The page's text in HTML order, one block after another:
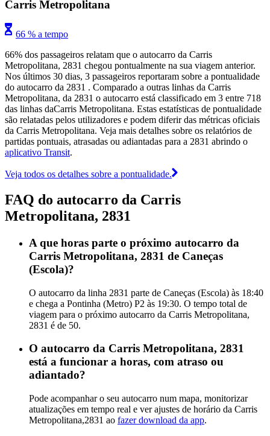
Carris Metropolitana
66 % a tempo
66% dos passageiros relatam que o autocarro da Carris
Metropolitana, 2831 chegou pontualmente na sua viagem anterior.
Nos últimos 30 dias, 3 passageiros reportaram sobre a pontualidade
do autocarro da 2831 . Comparado a outras linhas da Carris
Metropolitana, da 2831 o autocarro está classificado em 3 entre 718
das linhas daCarris Metropolitana. Estas estatísticas de pontualidade
são relatadas pelos utilizadores e podem diferir das métricas oficiais
da Carris Metropolitana. Veja mais detalhes sobre os relatórios de
partidas pontuais, atrasadas ou adiantadas para a 2831 abrindo o
aplicativo Transit.
Veja todos os detalhes sobre a pontualidade.
FAQ do autocarro da Carris
Metropolitana, 2831
A que horas parte o próximo autocarro da
Carris Metropolitana, 2831 de Caneças
(Escola)?
O autocarro da linha 2831 parte de Caneças (Escola) às 18:40
e chega a Pontinha (Metro) P2 às 19:30. O tempo total de
viagem para o próximo autocarro da Carris Metropolitana,
2831 é de 50.
O autocarro da Carris Metropolitana, 2831
está a funcionar a horas, com atraso ou
adiantado?
Pode acompanhar o seu autocarro num mapa, monitorizar
atualizações em tempo real e ver ajustes de horário da Carris
Metropolitana,2831 ao fazer download da app.